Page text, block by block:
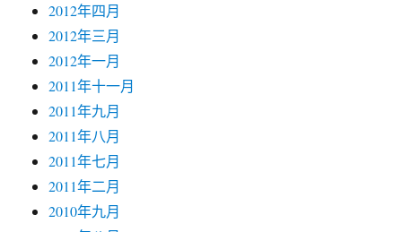
2012年四月
2012年三月
2012年一月
2011年十一月
2011年九月
2011年八月
2011年七月
2011年二月
2010年九月